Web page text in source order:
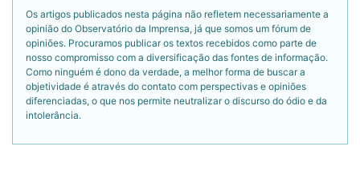
Os artigos publicados nesta página não refletem necessariamente a
opinião do Observatório da Imprensa, já que somos um fórum de
opiniões. Procuramos publicar os textos recebidos como parte de
nosso compromisso com a diversificação das fontes de informação.
Como ninguém é dono da verdade, a melhor forma de buscar a
objetividade é através do contato com perspectivas e opiniões
diferenciadas, o que nos permite neutralizar o discurso do ódio e da
intolerância.